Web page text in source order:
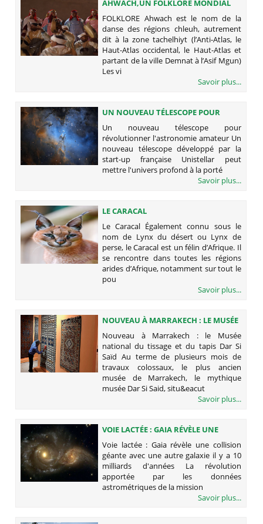
AHWACH,UN FOLKLORE MONDIAL
FOLKLORE Ahwach est le nom de la
danse des régions chleuh, autrement
dit à la zone tachelhiyt (l’Anti-Atlas, le
Haut-Atlas occidental, le Haut-Atlas et
partant de la ville Demnat à l’Asif Mgun)
Les vi
Savoir plus...
UN NOUVEAU TÉLESCOPE POUR
RÉVOLUTIONNER L'ASTRONOMIE
AMATEUR
Un nouveau télescope pour
révolutionner l'astronomie amateur Un
nouveau télescope développé par la
start-up française Unistellar peut
mettre l'univers profond à la porté
Savoir plus...
LE CARACAL
Le Caracal Également connu sous le
nom de Lynx du désert ou Lynx de
perse, le Caracal est un félin d’Afrique. Il
se rencontre dans toutes les régions
arides d’Afrique, notamment sur tout le
pou
Savoir plus...
NOUVEAU À MARRAKECH : LE MUSÉE
NATIONAL DU TISSAGE ET DU TAPIS
DAR SI SAÏD
Nouveau à Marrakech : le Musée
national du tissage et du tapis Dar Si
Saïd Au terme de plusieurs mois de
travaux colossaux, le plus ancien
musée de Marrakech, le mythique
musée Dar Si Said, situ&eacut
Savoir plus...
VOIE LACTÉE : GAIA RÉVÈLE UNE
COLLISION GÉANTE AVEC UNE AUTRE
GALAXIE IL Y A 10 MILLIARDS
D'ANNÉES
Voie lactée : Gaia révèle une collision
géante avec une autre galaxie il y a 10
milliards d'années La révolution
apportée par les données
astrométriques de la mission
Savoir plus...